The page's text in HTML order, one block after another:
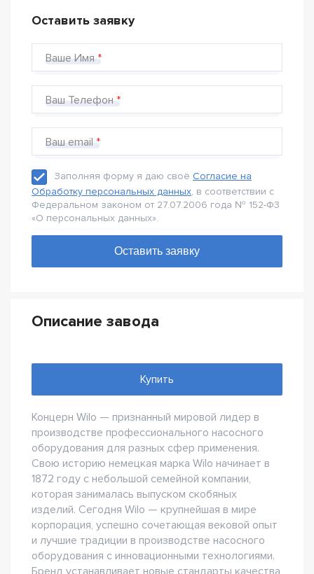
Оставить заявку
Ваше Имя
Ваш Телефон
Ваш email
Заполняя форму я даю своё Согласие на
Обработку персональных данных, в соответствии с
Федеральном законом от 27.07.2006 года № 152-Ф3
«О персональных данных».
Описание завода
Купить
Концерн Wilo — признанный мировой лидер в
производстве профессионального насосного
оборудования для разных сфер применения.
Свою историю немецкая марка Wilo начинает в
1872 году с небольшой семейной компании,
которая занималась выпуском скобяных
изделий. Сегодня Wilo — крупнейшая в мире
корпорация, успешно сочетающая вековой опыт
и лучшие традиции в производстве насосного
оборудования с инновационными технологиями.
Бренд устанавливает новые стандарты качества,